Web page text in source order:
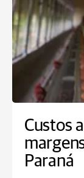
Custos
Paraná